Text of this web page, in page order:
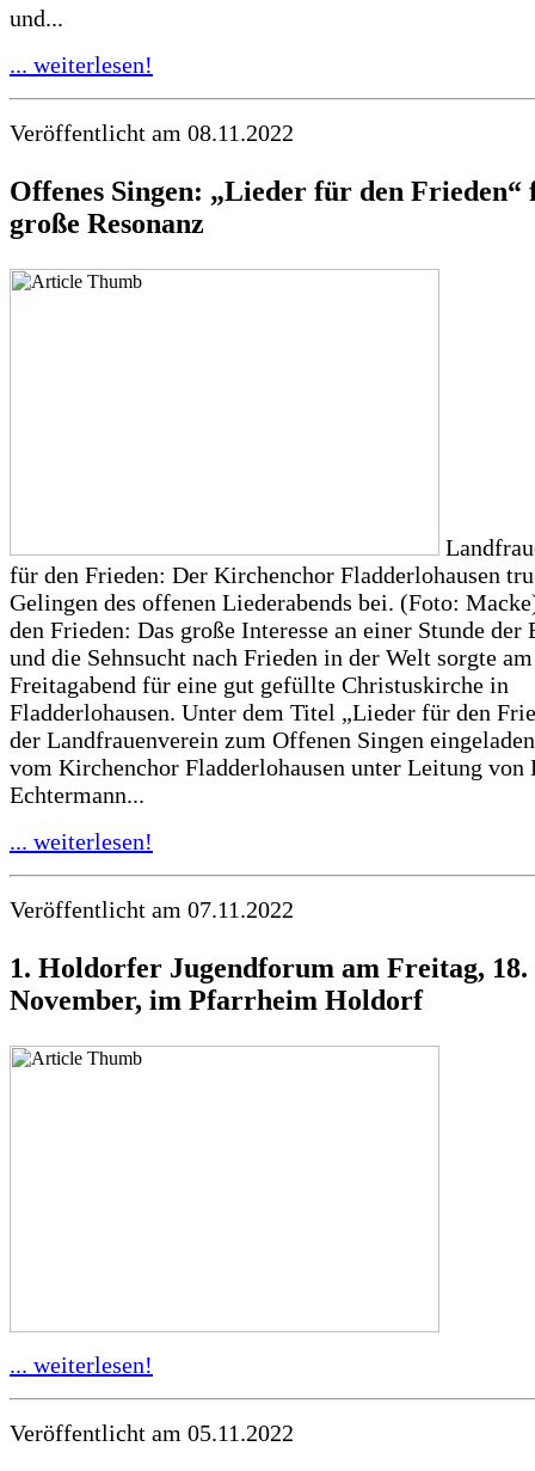
und...
... weiterlesen!
Veröffentlicht am 08.11.2022
Offenes Singen: „Lieder für den Frieden“
große Resonanz
für den Frieden: Der Kirchenchor Fladderlohausen
Gelingen des offenen Liederabends bei. (Foto:
den Frieden: Das große Interesse an einer Stunde der
und die Sehnsucht nach Frieden in der Welt sorgte am
Freitagabend für eine gut gefüllte Christuskirche in
Fladderlohausen. Unter dem Titel „Lieder für den
der Landfrauenverein zum Offenen Singen
vom Kirchenchor Fladderlohausen unter Leitung von
Echtermann...
... weiterlesen!
Veröffentlicht am 07.11.2022
1. Holdorfer Jugendforum am Freitag, 18.
November, im Pfarrheim Holdorf
... weiterlesen!
Veröffentlicht am 05.11.2022